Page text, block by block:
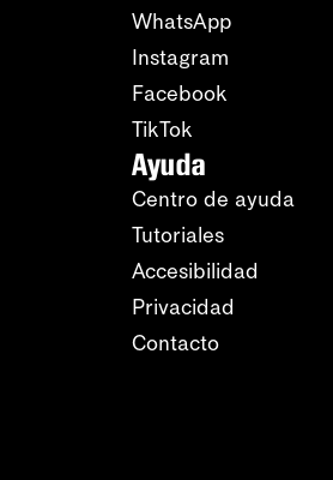
WhatsApp
Instagram
Facebook
TikTok
Ayuda
Centro de ayuda
Tutoriales
Accesibilidad
Privacidad
Contacto